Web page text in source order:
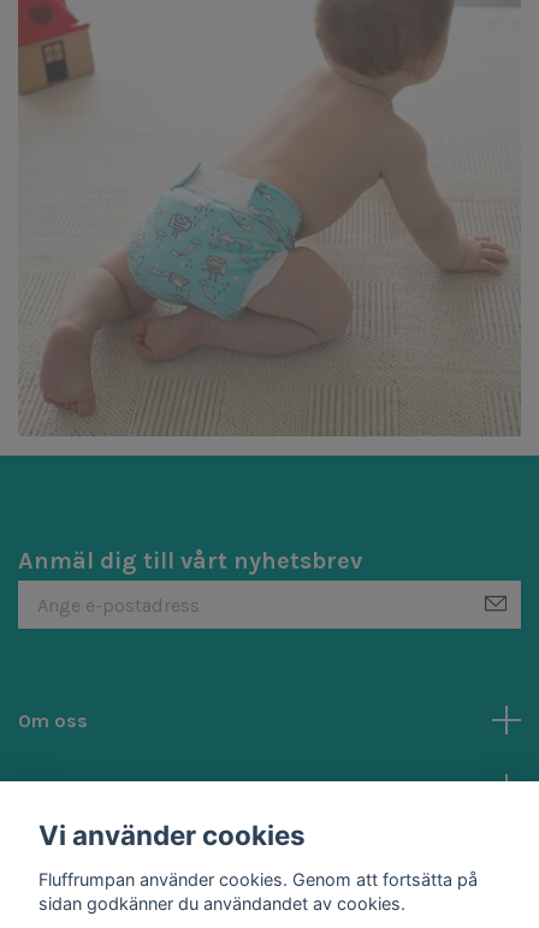
Anmäl dig till vårt nyhetsbrev
Om oss
Kundtjänst
Vi använder cookies
Fluffrumpan använder cookies. Genom att fortsätta på
sidan godkänner du användandet av cookies.